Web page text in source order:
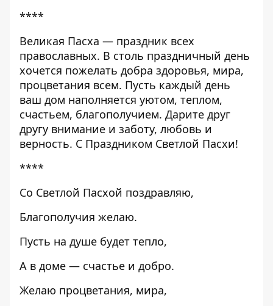
****
Великая Пасха — праздник всех
православных. В столь праздничный день
хочется пожелать добра здоровья, мира,
процветания всем. Пусть каждый день
ваш дом наполняется уютом, теплом,
счастьем, благополучием. Дарите друг
другу внимание и заботу, любовь и
верность. С Праздником Светлой Пасхи!
****
Со Светлой Пасхой поздравляю,
Благополучия желаю.
Пусть на душе будет тепло,
А в доме — счастье и добро.
Желаю процветания, мира,